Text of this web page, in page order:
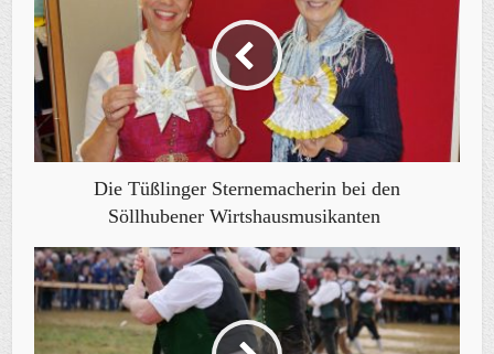
Die Tüßlinger Sternemacherin bei den
Söllhubener Wirtshausmusikanten